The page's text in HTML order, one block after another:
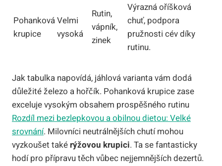
Pohanková
krupice
Velmi
vysoká
Rutin,
vápník,
zinek
Výrazná oříšková
chuť, podpora
pružnosti cév díky
rutinu.
Jak tabulka napovídá, jáhlová varianta vám dodá
důležité železo a hořčík. Pohanková krupice zase
exceluje vysokým obsahem prospěšného rutinu
Rozdíl mezi bezlepkovou a obilnou dietou: Velké
srovnání. Milovníci neutrálnějších chutí mohou
vyzkoušet také rýžovou krupici. Ta se fantasticky
hodí pro přípravu těch vůbec nejjemnějších dezertů.